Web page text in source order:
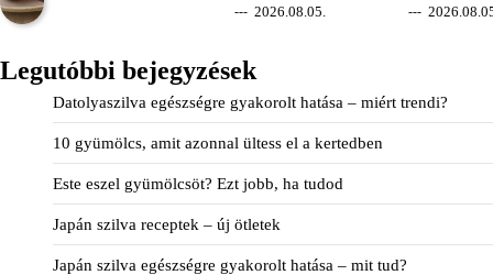
2026.08.05.
Legutóbbi bejegyzések
Datolyaszilva egészségre gyakorolt hatása – miért trendi?
10 gyümölcs, amit azonnal ültess el a kertedben
Este eszel gyümölcsöt? Ezt jobb, ha tudod
Japán szilva receptek – új ötletek
Japán szilva egészségre gyakorolt hatása – mit tud?